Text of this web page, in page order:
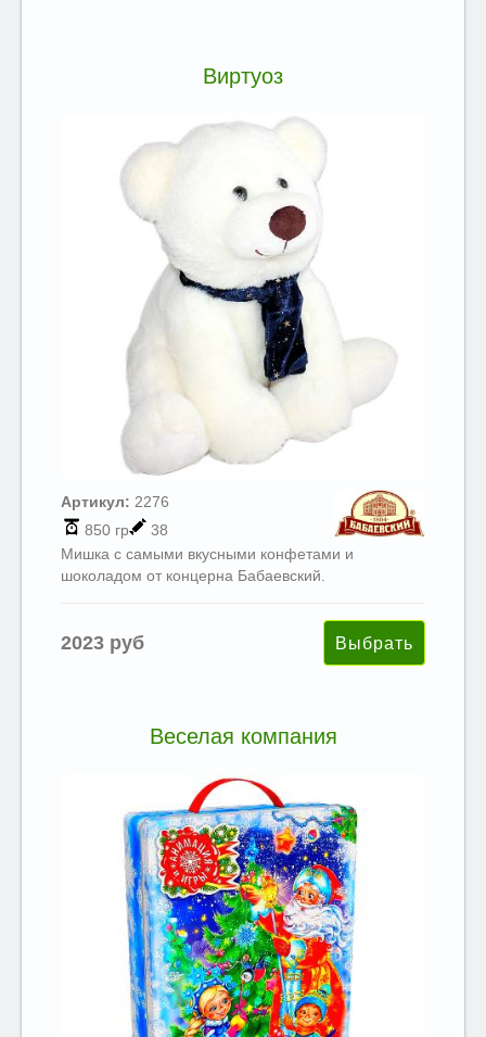
Виртуоз
Артикул: 2276
850 гр
38
Мишка с самыми вкусными конфетами и
шоколадом от концерна Бабаевский.
2023 руб
Веселая компания